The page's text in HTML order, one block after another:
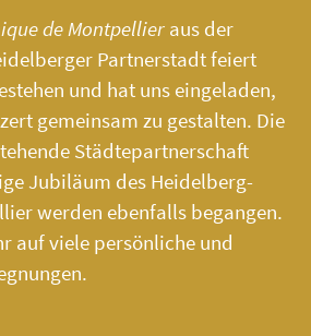
de Montpellier aus der
Partnerstadt feiert
und hat uns eingeladen,
gemeinsam zu gestalten. Die
Städtepartnerschaft
Jubiläum des Heidelberg-
werden ebenfalls begangen.
auf viele persönliche und